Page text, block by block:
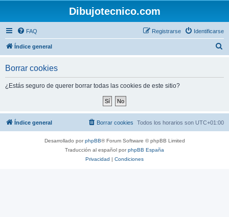
Dibujotecnico.com
FAQ Identificarse
Registrarse
Índice general
Borrar cookies
¿Estás seguro de querer borrar todas las cookies de este sitio?
Índice general Todos los horarios son UTC+01:00
Borrar cookies
Desarrollado porphpBB® Forum Software © phpBB Limited
Traducción al español porphpBB España
Privacidad | Condiciones